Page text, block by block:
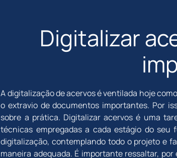
Digitalizar
A digitalização de acervos é ventilada hoje
o extravio de documentos importantes. Por
sobre a prática. Digitalizar acervos é uma
técnicas empregadas a cada estágio do seu
digitalização, contemplando todo o projeto e
maneira adequada. É importante ressaltar,